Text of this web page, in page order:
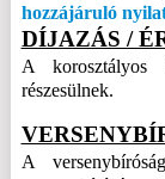
hozzájáruló
DÍJAZÁS /
A korosztályos
részesülnek.
A